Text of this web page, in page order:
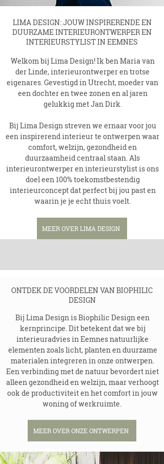
LIMA DESIGN: JOUW INSPIRERENDE EN
DUURZAME INTERIEURONTWERPER EN
INTERIEURSTYLIST IN EEMNES
Welkom bij Lima Design! Ik ben Maria van
der Linde, interieurontwerper en trotse
eigenares. Gevestigd in Utrecht, moeder van
een dochter en twee zonen en al jaren
gelukkig met Jan Dirk.
Bij Lima Design streven we ernaar voor jou
een inspirerend interieur te ontwerpen waar
comfort, welzijn, gezondheid en
duurzaamheid centraal staan. Als
interieurontwerper en interieurstylist is ons
doel een 100% toekomstbestendig
interieurconcept dat perfect bij jou past en
waarin je je echt thuis voelt.
MEER OVER LIMA DESIGN
ONTDEK DE VOORDELEN VAN BIOPHILIC
DESIGN
Bij Lima Design is Biophilic Design een
kernprincipe. Dit betekent dat we bij
interieuradvies in Eemnes natuurlijke
elementen zoals licht, planten en duurzame
materialen integreren in onze ontwerpen.
Een verbinding met de natuur bevordert niet
alleen gezondheid en welzijn, maar verhoogt
ook de productiviteit en het comfort in jouw
woning of werkruimte.
MEER OVER ONZE ONTWERPEN